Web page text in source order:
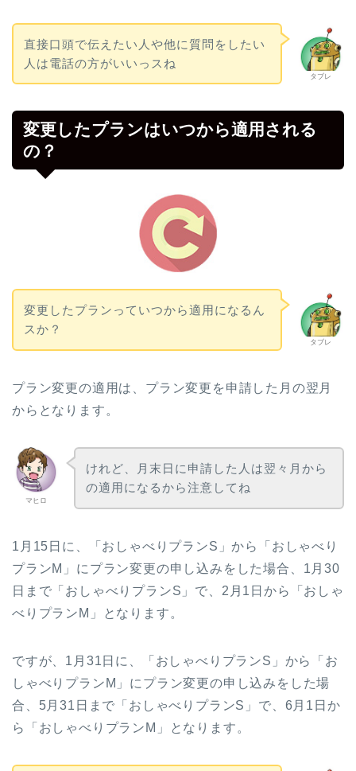
タブレ
直接口頭で伝えたい人や他に質問をしたい
人は電話の方がいいっスね
変更したプランはいつから適用される
の？
タブレ
変更したプランっていつから適用になるん
スか？
プラン変更の適用は、プラン変更を申請した月の翌月
からとなります。
マヒロ
けれど、月末日に申請した人は翌々月から
の適用になるから注意してね
1月15日に、「おしゃべりプランS」から「おしゃべり
プランM」にプラン変更の申し込みをした場合、1月30
日まで「おしゃべりプランS」で、2月1日から「おしゃ
べりプランM」となります。
ですが、1月31日に、「おしゃべりプランS」から「お
しゃべりプランM」にプラン変更の申し込みをした場
合、5月31日まで「おしゃべりプランS」で、6月1日か
ら「おしゃべりプランM」となります。